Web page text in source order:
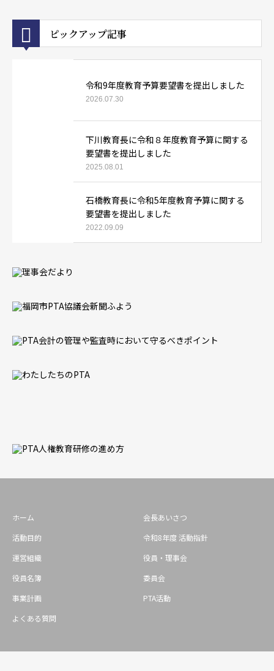
ピックアップ記事
令和9年度教育予算要望書を提出しました
2026.07.30
下川教育長に令和８年度教育予算に関する
要望書を提出しました
2025.08.01
石橋教育長に令和5年度教育予算に関する
要望書を提出しました
2022.09.09
ホーム
会長あいさつ
活動目的
令和8年度 活動指針
運営組織
役員・理事会
役員名簿
委員会
事業計画
PTA活動
よくある質問